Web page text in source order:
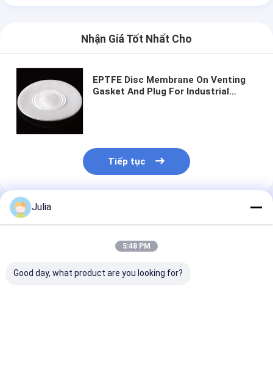
Nhận Giá Tốt Nhất Cho
EPTFE Disc Membrane On Venting
Gasket And Plug For Industrial
Tiếp tục
Sản Phẩm Khuyến Cáo
Julia
5:48 PM
Good day, what product are you looking for?